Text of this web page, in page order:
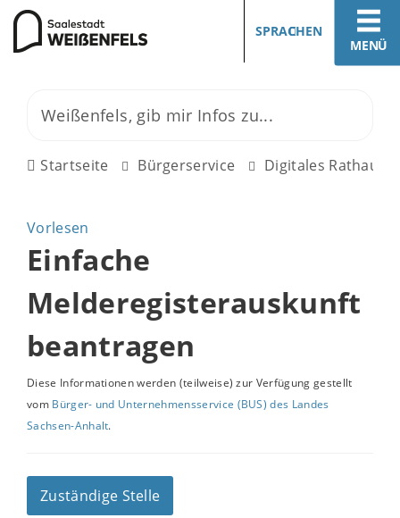
MENÜ
SPRACHEN
Startseite Bürgerservice Digitales Rathaus
Vorlesen
Einfache
Melderegisterauskunft
beantragen
Diese Informationen werden (teilweise) zur Verfügung gestellt
vom Bürger- und Unternehmensservice (BUS) des Landes
Sachsen-Anhalt.
Zuständige Stelle